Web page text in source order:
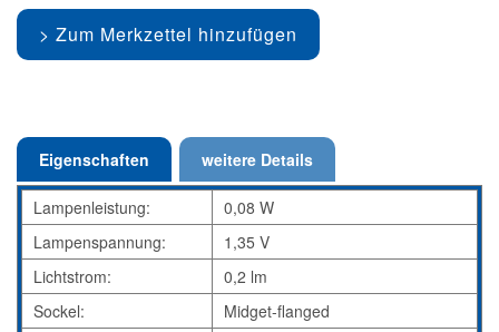
Zum Merkzettel hinzufügen
Eigenschaften weitere Details
Lampenleistung:
0,08 W
Lampenspannung:
1,35 V
Lichtstrom:
0,2 lm
Sockel:
Midget-flanged